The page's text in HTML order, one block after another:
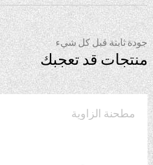
جودة ثابتة قبل كل شيء
منتجات قد تعجبك
مطحنة الزاوية